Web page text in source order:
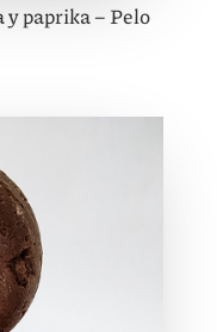
paprika – Pelo